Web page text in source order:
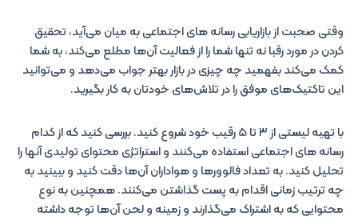
وقتی صحبت از بازاریابی رسانه های اجتماعی به میان می‌آید، تحقیق
کردن در مورد رقبا نه تنها شما را از فعالیت آن‌ها مطلع می‌کند، به شما
کمک می‌کند بفهمید چه چیزی در بازار بهتر جواب می‌دهد و می‌توانید
این تاکتیک‌های موفق را در تلاش‌های خودتان به کار بگیرید.
با تهیه لیستی از ۳ تا ۵ رقیب خود شروع کنید. بررسی کنید که از کدام
رسانه های اجتماعی استفاده می‌کنند و استراتژی محتوای تولیدی آنها را
تحلیل کنید. به تعداد فالوورها و هواداران آن‌ها دقت کنید و ببینید به
چه ترتیب زمانی اقدام به پست گذاشتن می‌کنند. همچنین به نوع
محتوایی که به اشتراک می‌گذارند و زمینه و لحن آن‌ها توجه داشته